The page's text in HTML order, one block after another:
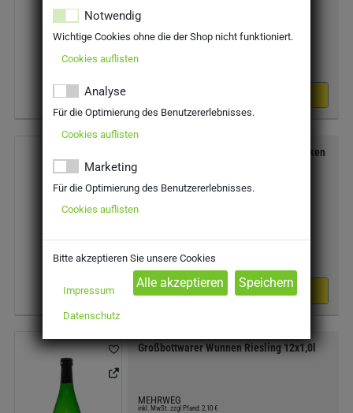
inkl. MwSt. zzgl Pfand: 2,10 €
Literpreis:
Heilbronner Weingalerie Riesling trocken
inkl. MwSt. zzgl Pfand: 2,10 €
Preis: 42,84 €
Großbottwarer Wunnen Riesling 12x1,0l
MEHRWEG
inkl. MwSt. zzgl Pfand: 2,10 €
Notwendig
Wichtige Cookies ohne die der Shop nicht funktioniert.
Cookies auflisten
Analyse
Für die Optimierung des Benutzererlebnisses.
Cookies auflisten
Marketing
Für die Optimierung des Benutzererlebnisses.
Cookies auflisten
Bitte akzeptieren Sie unsere Cookies
Impressum
Datenschutz